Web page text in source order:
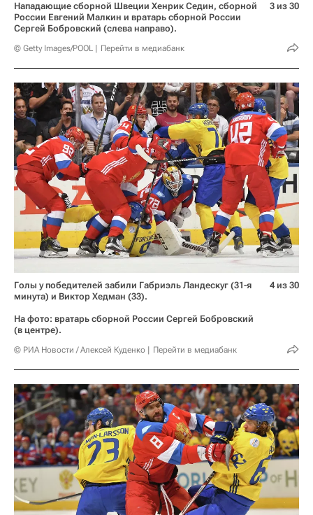
Нападающие сборной Швеции Хенрик Седин, сборной
России Евгений Малкин и вратарь сборной России
Сергей Бобровский (слева направо).
© Getty Images/POOL Перейти в медиабанк
3 из 30
Голы у победителей забили Габриэль Ландескуг (31-я
минута) и Виктор Хедман (33).
На фото: вратарь сборной России Сергей Бобровский
(в центре).
© РИА Новости / Алексей Куденко Перейти в медиабанк
4 из 30